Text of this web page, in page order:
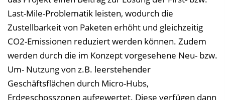
Last-Mile-Problematik leisten, wodurch die
Zustellbarkeit von Paketen erhöht und gleichzeitig
CO2-Emissionen reduziert werden können. Zudem
werden durch die im Konzept vorgesehene Neu- bzw.
Um- Nutzung von z.B. leerstehender
Geschäftsflächen durch Micro-Hubs,
Erdgeschosszonen aufgewertet. Diese verfügen dann